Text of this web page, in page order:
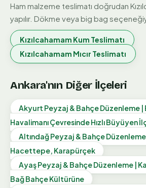
Ham malzeme teslimatı doğrudan
yapılır. Dökme veya big bag
Kızılcahamam Kum Teslimatı
Kızılcahamam Mıcır Teslimatı
Ankara'nın Diğer İlçeleri
Akyurt Peyzaj & Bahçe Düzenleme |
Havalimanı Çevresinde Hızlı Büyüyen
Altındağ Peyzaj & Bahçe
Hacettepe, Karapürçek
Ayaş Peyzaj & Bahçe Düzenleme |
Bağ Bahçe Kültürüne